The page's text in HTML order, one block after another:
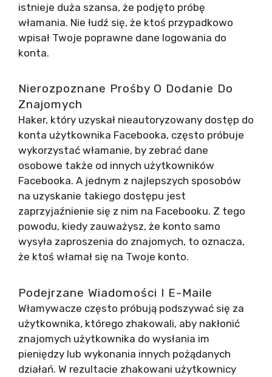
istnieje duża szansa, że ​​podjęto próbę
włamania. Nie łudź się, że ktoś przypadkowo
wpisał Twoje poprawne dane logowania do
konta.
Nierozpoznane Prośby O Dodanie Do
Znajomych
Haker, który uzyskał nieautoryzowany dostęp do
konta użytkownika Facebooka, często próbuje
wykorzystać włamanie, by zebrać dane
osobowe także od innych użytkowników
Facebooka. A jednym z najlepszych sposobów
na uzyskanie takiego dostępu jest
zaprzyjaźnienie się z nim na Facebooku. Z tego
powodu, kiedy zauważysz, że konto samo
wysyła zaproszenia do znajomych, to oznacza,
że ktoś włamał się na Twoje konto.
Podejrzane Wiadomości I E-Maile
Włamywacze często próbują podszywać się za
użytkownika, którego zhakowali, aby nakłonić
znajomych użytkownika do wysłania im
pieniędzy lub wykonania innych pożądanych
działań. W rezultacie zhakowani użytkownicy